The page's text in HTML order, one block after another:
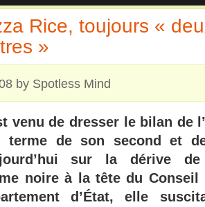
Rice, toujours «
»
by Spotless Mind
venu de dresser le bilan de
de son second et
sur la dérive de
noire à la tête du
d’État, elle